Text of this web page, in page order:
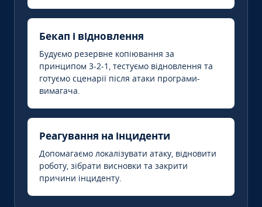
Бекап і відновлення
Будуємо резервне копіювання за
принципом 3-2-1, тестуємо відновлення та
готуємо сценарії після атаки програми-
вимагача.
Реагування на інциденти
Допомагаємо локалізувати атаку, відновити
роботу, зібрати висновки та закрити
причини інциденту.